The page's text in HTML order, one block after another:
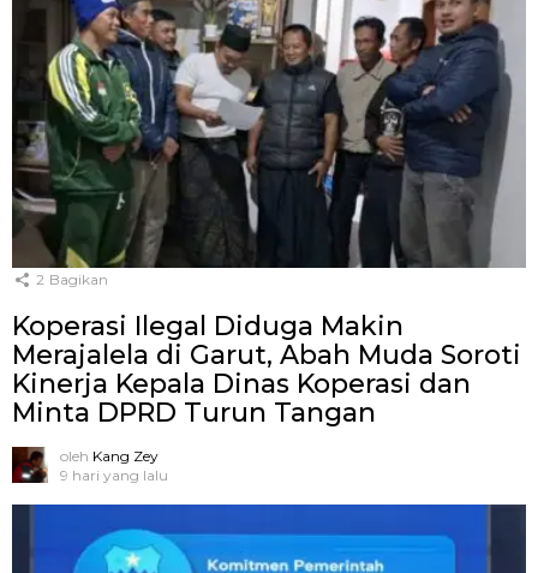
2 Bagikan
Koperasi Ilegal Diduga Makin
Merajalela di Garut, Abah Muda Soroti
Kinerja Kepala Dinas Koperasi dan
Minta DPRD Turun Tangan
oleh Kang Zey
9 hari yang lalu